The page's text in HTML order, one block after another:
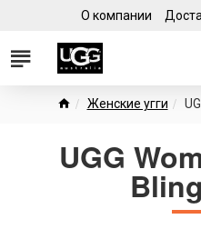
О компании
Женские угги
UGG